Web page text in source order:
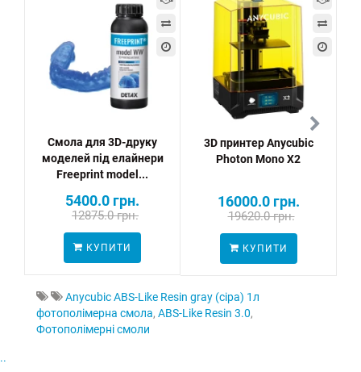
Смола для 3D-друку
моделей під елайнери
Freeprint model...
5400.0 грн.
12875.0 грн.
КУПИТИ
3D принтер Anycubic
Photon Mono X2
16000.0 грн.
19620.0 грн.
КУПИТИ
Anycubic ABS-Like Resin gray (сіра) 1л
фотополімерна смола, ABS-Like Resin 3.0,
Фотополімерні смоли
..